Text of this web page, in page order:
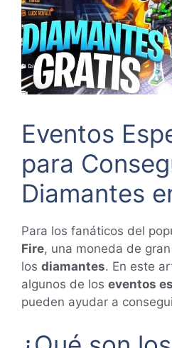
Eventos
para
Diamantes
Para los fanáticos del
Fire, una moneda de
los diamantes. En este
algunos de los eventos
pueden ayudar a